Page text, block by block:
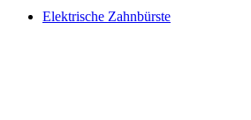
Elektrische Zahnbürste